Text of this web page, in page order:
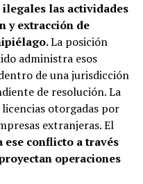
ilegales las actividades
y extracción de
La posición
administra esos
de una jurisdicción
de resolución. La
otorgadas por
extranjeras. El
conflicto a través
operaciones